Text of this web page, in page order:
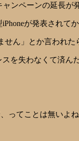
ャンペーンの延長
が発表されて
ん」とか言われた
を失わなくて済ん
ってことは無いよ